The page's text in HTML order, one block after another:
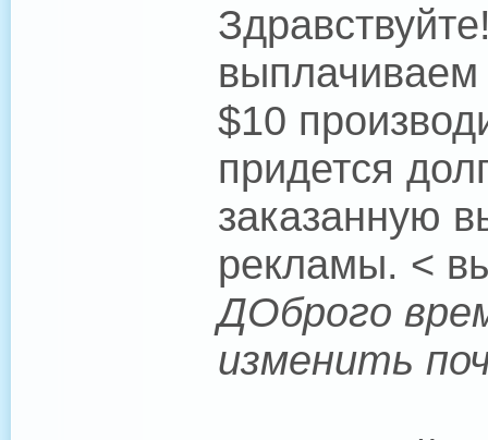
$10
придется
заказанную
рекламы. <
ДОброго
изменить